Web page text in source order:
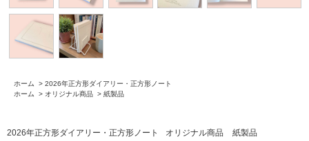
ホーム > 2026年正方形ダイアリー・正方形ノート
ホーム
> オリジナル商品 > 紙製品
2026年正方形ダイアリー・正方形ノート オリジナル商品 紙製品